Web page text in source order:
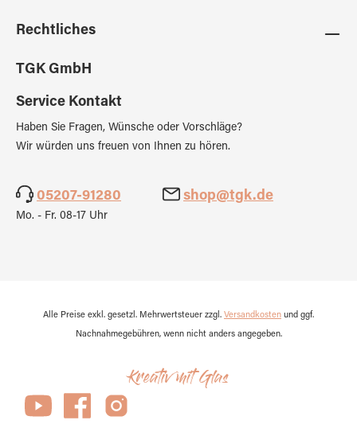
Rechtliches
TGK GmbH
Service Kontakt
Haben Sie Fragen, Wünsche oder Vorschläge?
Wir würden uns freuen von Ihnen zu hören.
05207-91280 shop@tgk.de
Mo. - Fr. 08-17 Uhr
Alle Preise exkl. gesetzl. Mehrwertsteuer zzgl. Versandkosten und ggf.
Nachnahmegebühren, wenn nicht anders angegeben.
Kreativ mit Glas